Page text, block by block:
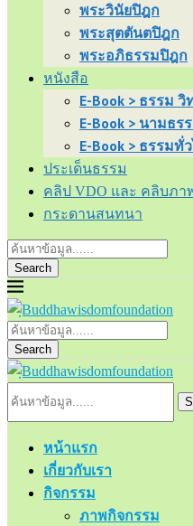
พระวินัยปิฎก
พระสุตตันตปิฎก
พระอภิธรรมปิฎก
หนังสือ
E-Book > ธรรม
E-Book > นามธร
E-Book > ธรรมทั่
ประเด็นธรรม
คลิป VDO และ คลิบภา
กระดานสนทนา
Search
Search
หน้าแรก
เกี่ยวกับเรา
กิจกรรม
ภาพกิจกรรม